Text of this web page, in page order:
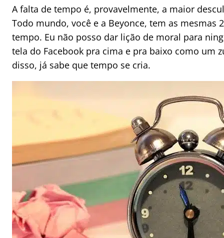
A falta de tempo é, provavelmente, a maior
Todo mundo, você e a Beyonce, tem as
tempo. Eu não posso dar lição de moral para
tela do Facebook pra cima e pra baixo como um
disso, já sabe que tempo se cria.